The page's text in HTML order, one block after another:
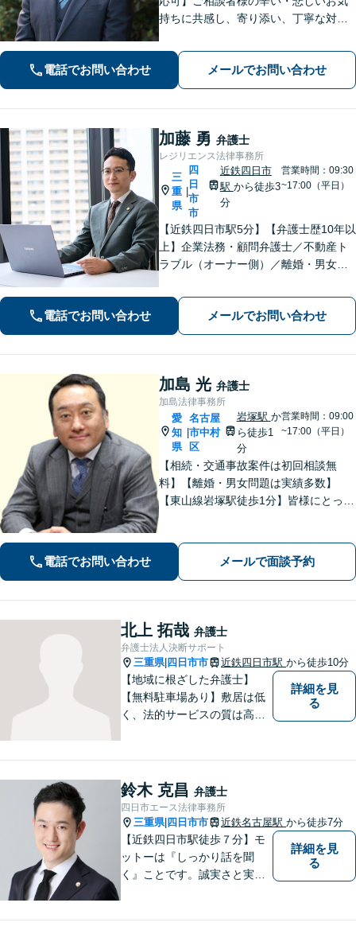
持ちに共感し、寄り添い、丁寧な対応
相続／刑事事件など、幅広く対応【地
域に根ざした弁護士】お気軽にお問い
合わせください。
電話でお問い合わせ メールでお問い合わせ
加藤 勇 弁護士
レジリエンス法律事務所
三
重
県
四
日
市
市
近鉄四日市
駅 から徒歩3
分
営業時間：09:30
~17:00（平日）
【近鉄四日市駅5分】【弁護士歴10年以
上】企業法務・顧問弁護士／不動産ト
ラブル（オーナー側）／離婚・男女問
様に寄り添い、解決まで真摯に対応し
てまいります【多才な他士業との連携
が強み】【完全個室でご相談】
電話でお問い合わせ メールでお問い合わせ
加島 光 弁護士
加島法律事務所
愛
知
県
名古屋
市中村
区
岩塚駅 か
ら徒歩1
分
営業時間：09:00
~17:00（平日）
【相続・交通事故案件は初回相談無
料】【離婚・男女問題は実績多数】
【東山線岩塚駅徒歩1分】皆様にとって
電話でお問い合わせ メールで面談予約
北上 拓哉 弁護士
弁護士法人決断サポート
三重県| 四日市市 近鉄四日市駅 から徒歩10分
【地域に根ざした弁護士】
【無料駐車場あり】敷居は低
く、法的サービスの質は高く
題／離婚問題／相続問題／企
業法務など、幅広く対応可
能。【明確な料金体系】どう
ぞご連絡ください。
詳細を見
る
鈴木 克昌 弁護士
四日市エース法律事務所
三重県| 四日市市 近鉄名古屋駅 から徒歩7分
【近鉄四日市駅徒歩７分】モ
ットーは『しっかり話を聞
く』ことです。誠実さと実直
詳細を見
る